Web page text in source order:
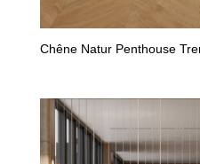
Chêne Natur Penthouse